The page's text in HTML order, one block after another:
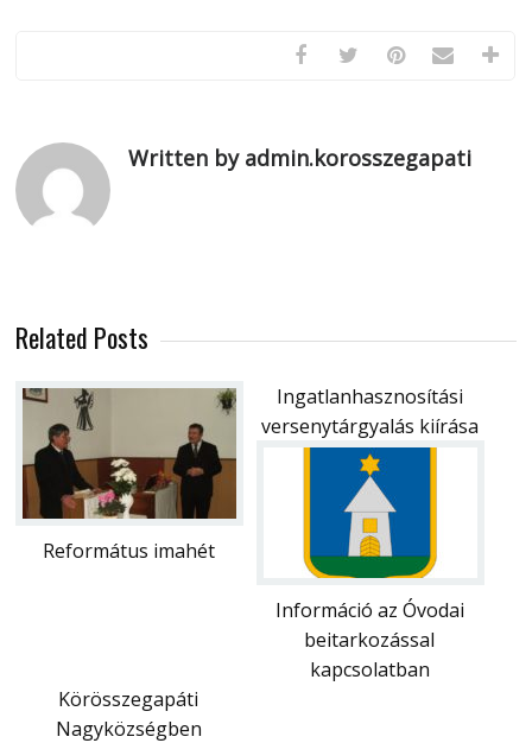
Written by admin.korosszegapati
Related Posts
Református imahét
Ingatlanhasznosítási
versenytárgyalás kiírása
Információ az Óvodai
beitarkozással
kapcsolatban
Körösszegapáti
Nagyközségben